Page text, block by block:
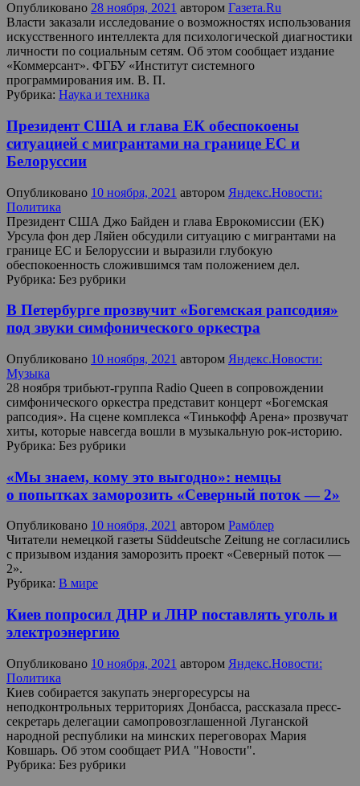
Опубликовано 28 ноября, 2021 автором Газета.Ru
Власти заказали исследование о возможностях использования
искусственного интеллекта для психологической диагностики
личности по социальным сетям. Об этом сообщает издание
«Коммерсант». ФГБУ «Институт системного
программирования им. В. П.
Рубрика: Наука и техника
Президент США и глава ЕК обеспокоены
ситуацией с мигрантами на границе ЕС и
Белоруссии
Опубликовано 10 ноября, 2021 автором Яндекс.Новости:
Политика
Президент США Джо Байден и глава Еврокомиссии (ЕК)
Урсула фон дер Ляйен обсудили ситуацию с мигрантами на
границе ЕС и Белоруссии и выразили глубокую
обеспокоенность сложившимся там положением дел.
Рубрика: Без рубрики
В Петербурге прозвучит «Богемская рапсодия»
под звуки симфонического оркестра
Опубликовано 10 ноября, 2021 автором Яндекс.Новости:
Музыка
28 ноября трибьют-группа Radio Queen в сопровождении
симфонического оркестра представит концерт «Богемская
рапсодия». На сцене комплекса «Тинькофф Арена» прозвучат
хиты, которые навсегда вошли в музыкальную рок-историю.
Рубрика: Без рубрики
«Мы знаем, кому это выгодно»: немцы
о попытках заморозить «Северный поток — 2»
Опубликовано 10 ноября, 2021 автором Рамблер
Читатели немецкой газеты Süddeutsche Zeitung не согласились
с призывом издания заморозить проект «Северный поток —
2».
Рубрика: В мире
Киев попросил ДНР и ЛНР поставлять уголь и
электроэнергию
Опубликовано 10 ноября, 2021 автором Яндекс.Новости:
Политика
Киев собирается закупать энергоресурсы на
неподконтрольных территориях Донбасса, рассказала пресс-
секретарь делегации самопровозглашенной Луганской
народной республики на минских переговорах Мария
Ковшарь. Об этом сообщает РИА "Новости".
Рубрика: Без рубрики